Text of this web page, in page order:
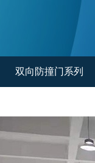
双向防撞门系列